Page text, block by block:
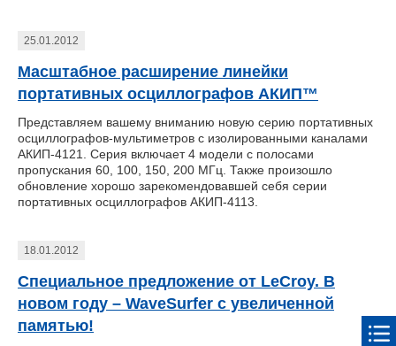
25.01.2012
Масштабное расширение линейки
портативных осциллографов АКИП™
Представляем вашему вниманию новую серию портативных
осциллографов-мультиметров с изолированными каналами
АКИП-4121. Серия включает 4 модели с полосами
пропускания 60, 100, 150, 200 МГц. Также произошло
обновление хорошо зарекомендовавшей себя серии
портативных осциллографов АКИП-4113.
18.01.2012
Специальное предложение от LeCroy. В
новом году – WaveSurfer с увеличенной
памятью!